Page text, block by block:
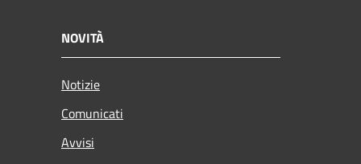
NOVITÀ
Notizie
Comunicati
Avvisi